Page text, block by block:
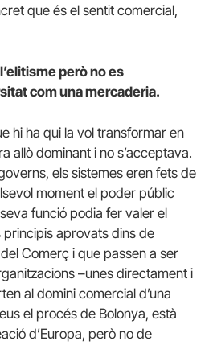
que és el sentit comercial,
però no es
com una mercaderia.
hi ha qui la vol transformar en
allò dominant i no s’acceptava.
els sistemes eren fets de
moment el poder públic
funció podia fer valer el
principis aprovats dins de
Comerç i que passen a ser
–unes directament i
al domini comercial d’una
el procés de Bolonya, està
d’Europa, però no de